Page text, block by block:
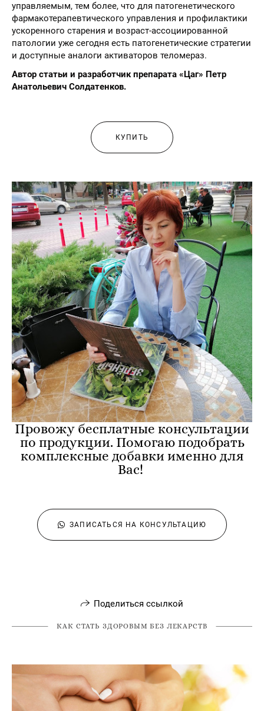
управляемым, тем более, что для патогенетического
фармакотерапевтического управления и профилактики
ускоренного старения и возраст-ассоциированной
патологии уже сегодня есть патогенетические стратегии
и доступные аналоги активаторов теломераз.
Автор статьи и разработчик препарата «Цаг» Петр
Анатольевич Солдатенков.
КУПИТЬ
Провожу бесплатные консультации
по продукции. Помогаю подобрать
комплексные добавки именно для
Вас!
ЗАПИСАТЬСЯ НА КОНСУЛЬТАЦИЮ
Поделиться ссылкой
КАК СТАТЬ ЗДОРОВЫМ БЕЗ ЛЕКАРСТВ